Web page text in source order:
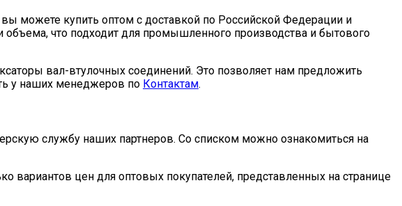
можете купить оптом с доставкой по Российской Федерации и
что подходит для промышленного производства и бытового
вал-втулочных соединений. Это позволяет нам предложить
у наших менеджеров по Контактам.
службу наших партнеров. Со списком можно ознакомиться на
вариантов цен для оптовых покупателей, представленных на странице